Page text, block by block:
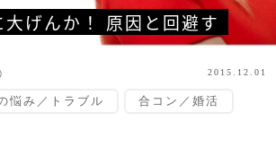
げんか！ 原因と回避す
2015.12.01
悩み／トラブル 合コン／婚活